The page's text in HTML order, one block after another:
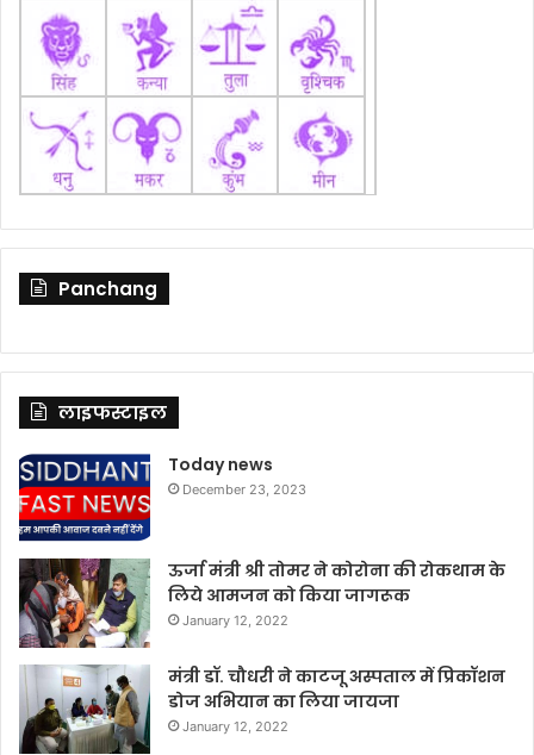
Panchang
लाइफस्टाइल
Today news
December 23, 2023
ऊर्जा मंत्री श्री तोमर ने कोरोना की रोकथाम के
लिये आमजन को किया जागरूक
January 12, 2022
मंत्री डॉ. चौधरी ने काटजू अस्पताल में प्रिकॉशन
डोज अभियान का लिया जायजा
January 12, 2022